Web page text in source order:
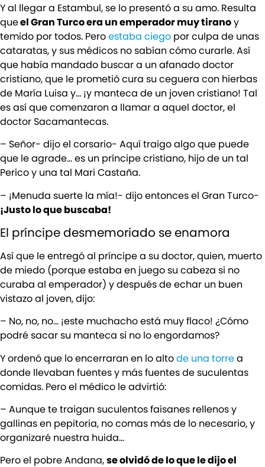
Y al llegar a Estambul, se lo presentó a su amo. Resulta
queel Gran Turco era un emperador muy tiranoy
temido por todos. Peroestaba ciego por culpa de unas
cataratas, y sus médicos no sabían cómo curarle. Así
que había mandado buscar a un afanado doctor
cristiano, que le prometió cura su ceguera con hierbas
de María Luisa y… ¡y manteca de un joven cristiano! Tal
es así que comenzaron a llamar a aquel doctor, el
doctor Sacamantecas.
– Señor- dijo el corsario- Aquí traigo algo que puede
que le agrade… es un príncipe cristiano, hijo de un tal
Perico y una tal Mari Castaña.
– ¡Menuda suerte la mía!- dijo entonces el Gran Turco-
¡Justo lo que buscaba!
El príncipe desmemoriado se enamora
Así que le entregó al príncipe a su doctor, quien, muerto
de miedo (porque estaba en juego su cabeza si no
curaba al emperador) y después de echar un buen
vistazo al joven, dijo:
– No, no, no… ¡este muchacho está muy flaco! ¿Cómo
podré sacar su manteca si no lo engordamos?
Y ordenó que lo encerraran en lo altode una torrea
donde llevaban fuentes y más fuentes de suculentas
comidas. Pero el médico le advirtió:
– Aunque te traigan suculentos faisanes rellenos y
gallinas en pepitoria, no comas más de lo necesario, y
organizaré nuestra huida…
Pero el pobre Andana,se olvidó de lo que le dijo el